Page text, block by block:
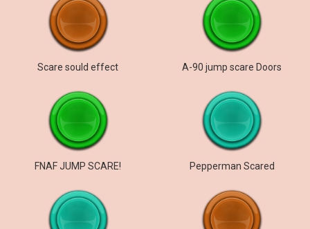
Scare sould effect A-90 jump scare Doors
FNAF JUMP SCARE! Pepperman Scared